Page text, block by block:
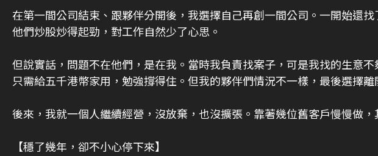
在第一間公司結束、跟夥伴分開後，我選擇自己再創一間公司。一開始還
他們炒股炒得起勁，對工作自然少了心思。
但說實話，問題不在他們，是在我。當時我負責找案子，可是我找的生意
只需給五千港幣家用，勉強撐得住。但我的夥伴們情況不一樣，最後選擇離
後來，我就一個人繼續經營，沒放棄，也沒擴張。靠著幾位舊客戶慢慢做
【穩了幾年，卻不小心停下來】